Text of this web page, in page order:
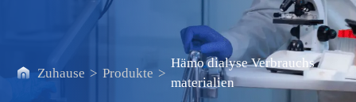
Zuhause > Produkte >
Hämo dialyse Verbrauchs
materialien